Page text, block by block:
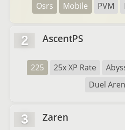
Osrs Mobile PVM
2 AscentPS
225 25x XP Rate
Duel
3 Zaren